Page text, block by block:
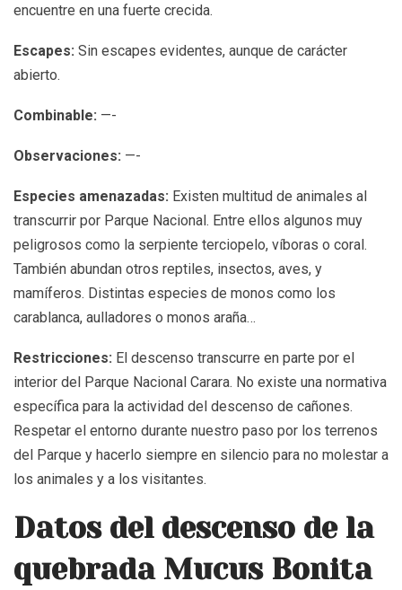
encuentre en una fuerte crecida.
Escapes: Sin escapes evidentes, aunque de carácter
abierto.
Combinable: —-
Observaciones: —-
Especies amenazadas: Existen multitud de animales al
transcurrir por Parque Nacional. Entre ellos algunos muy
peligrosos como la serpiente terciopelo, víboras o coral.
También abundan otros reptiles, insectos, aves, y
mamíferos. Distintas especies de monos como los
carablanca, aulladores o monos araña…
Restricciones: El descenso transcurre en parte por el
interior del Parque Nacional Carara. No existe una normativa
específica para la actividad del descenso de cañones.
Respetar el entorno durante nuestro paso por los terrenos
del Parque y hacerlo siempre en silencio para no molestar a
los animales y a los visitantes.
Datos del descenso de la
quebrada Mucus Bonita